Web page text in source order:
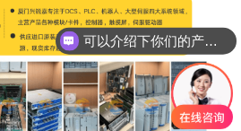
可以介绍下你们的产品么
你们是怎么收费的呢